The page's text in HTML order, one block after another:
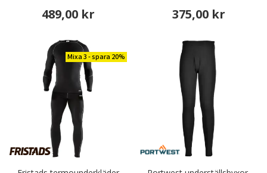
489,00 kr 375,00 kr
Mixa 3 - spara 20%